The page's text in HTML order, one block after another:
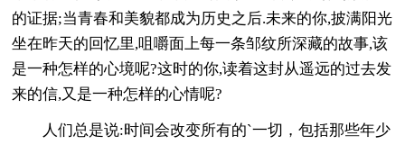
的证据;当青春和美貌都成为历史之后.未来的你,披满阳光
坐在昨天的回忆里,咀嚼面上每一条邹纹所深藏的故事,该
是一种怎样的心境呢?这时的你,读着这封从遥远的过去发
来的信,又是一种怎样的心情呢?
人们总是说:时间会改变所有的`一切，包括那些年少